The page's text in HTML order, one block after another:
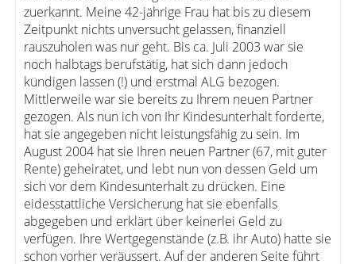
zuerkannt. Meine 42-jährige Frau hat bis zu diesem
Zeitpunkt nichts unversucht gelassen, finanziell
rauszuholen was nur geht. Bis ca. Juli 2003 war sie
noch halbtags berufstätig, hat sich dann jedoch
kündigen lassen (!) und erstmal ALG bezogen.
Mittlerweile war sie bereits zu Ihrem neuen Partner
gezogen. Als nun ich von Ihr Kindesunterhalt forderte,
hat sie angegeben nicht leistungsfähig zu sein. Im
August 2004 hat sie Ihren neuen Partner (67, mit guter
Rente) geheiratet, und lebt nun von dessen Geld um
sich vor dem Kindesunterhalt zu drücken. Eine
eidesstattliche Versicherung hat sie ebenfalls
abgegeben und erklärt über keinerlei Geld zu
verfügen. Ihre Wertgegenstände (z.B. ihr Auto) hatte sie
schon vorher veräussert. Auf der anderen Seite führt